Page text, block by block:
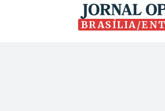
BRASÍLIA/